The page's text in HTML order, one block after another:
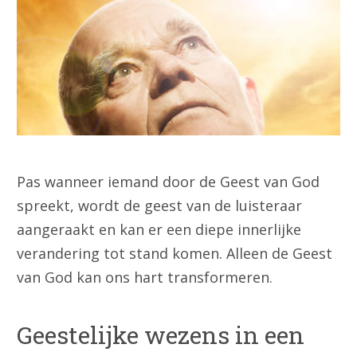
Pas wanneer iemand door de Geest van God
spreekt, wordt de geest van de luisteraar
aangeraakt en kan er een diepe innerlijke
verandering tot stand komen. Alleen de Geest
van God kan ons hart transformeren.
Geestelijke wezens in een